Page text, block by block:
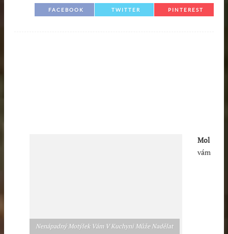
FACEBOOK TWITTER PINTEREST
Nenápadný Motýlek Vám V Kuchyni Může Nadělat
Mol
vám